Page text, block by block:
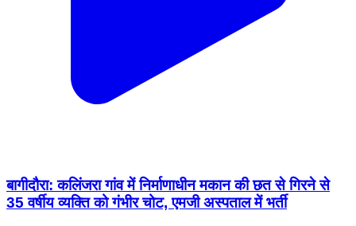
बागीदौरा: कलिंजरा गांव में निर्माणाधीन मकान की छत से गिरने से
35 वर्षीय व्यक्ति को गंभीर चोट, एमजी अस्पताल में भर्ती